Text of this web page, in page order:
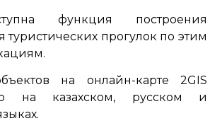
функция построения
туристических прогулок по этим
на онлайн-карте 2GIS
на казахском, русском и